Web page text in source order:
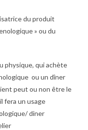
du produit
» ou du
physique, qui achète
ou un dîner
peut ou non être le
fera un usage
diner